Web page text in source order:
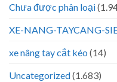
Chưa được phân loại
XE-NANG-TAYCANG-
xe nâng tay cắt kéo (14)
Uncategorized(1.683)